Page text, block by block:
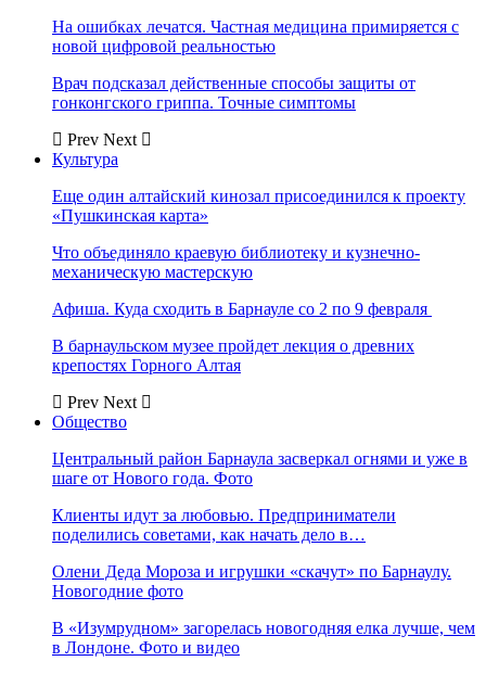
На ошибках лечатся. Частная медицина примиряется с
новой цифровой реальностью
Врач подсказал действенные способы защиты от
гонконгского гриппа. Точные симптомы
Prev Next
Культура
Еще один алтайский кинозал присоединился к проекту
«Пушкинская карта»
Что объединяло краевую библиотеку и кузнечно-
механическую мастерскую
Афиша. Куда сходить в Барнауле со 2 по 9 февраля
В барнаульском музее пройдет лекция о древних
крепостях Горного Алтая
Prev Next
Общество
Центральный район Барнаула засверкал огнями и уже в
шаге от Нового года. Фото
Клиенты идут за любовью. Предприниматели
поделились советами, как начать дело в…
Олени Деда Мороза и игрушки «скачут» по Барнаулу.
Новогодние фото
В «Изумрудном» загорелась новогодняя елка лучше, чем
в Лондоне. Фото и видео